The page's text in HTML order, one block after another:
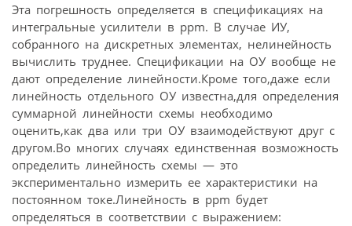
Эта погрешность определяется в спецификациях на
интегральные усилители в ppm. В случае ИУ,
собранного на дискретных элементах, нелинейность
вычислить труднее. Спецификации на ОУ вообще не
дают определение линейности.Кроме того,даже если
линейность отдельного ОУ известна,для определения
суммарной линейности схемы необходимо
оценить,как два или три ОУ взаимодействуют друг с
другом.Во многих случаях единственная возможность
определить линейность схемы — это
экспериментально измерить ее характеристики на
постоянном токе.Линейность в ppm будет
определяться в соответствии с выражением: